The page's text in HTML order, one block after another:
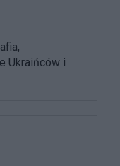
Ukraińców i